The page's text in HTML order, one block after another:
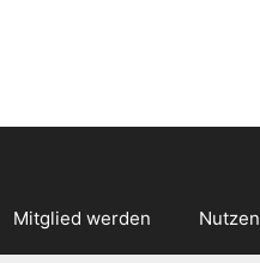
Mitglied werden Nutzen